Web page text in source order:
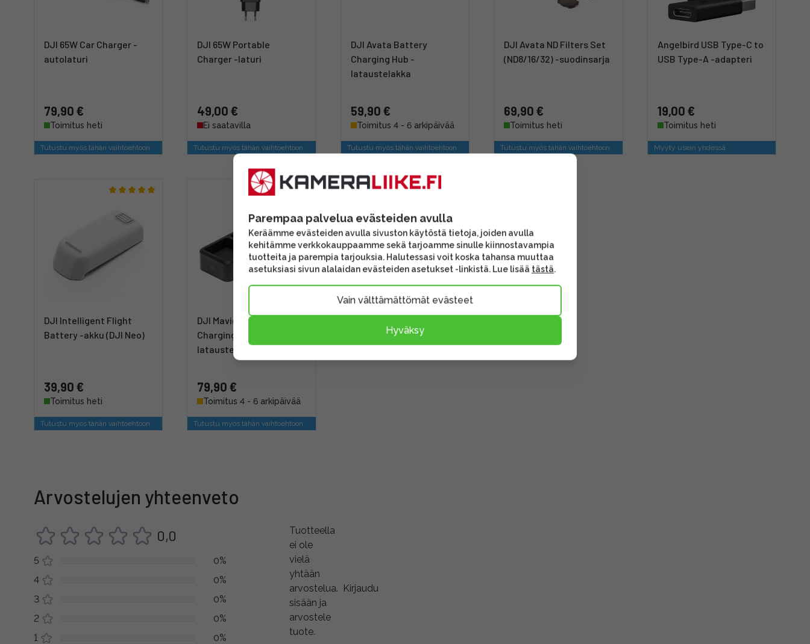
DJI 65W Car Charger -
autolaturi
79,90 €
Toimitus heti
Tutustu myös tähän vaihtoehtoon
DJI 65W Portable
Charger -laturi
49,00 €
Ei saatavilla
Tutustu myös tähän vaihtoehtoon
DJI Avata Battery
Charging Hub -
lataustelakka
59,90 €
Toimitus 4 - 6 arkipäivää
Tutustu myös tähän vaihtoehtoon
DJI Avata ND Filters Set
(ND8/16/32) -suodinsarja
69,90 €
Toimitus heti
Tutustu myös tähän vaihtoehtoon
Angelbird USB Type-C to
USB Type-A -adapteri
19,00 €
Toimitus heti
Myyty usein yhdessä
DJI Intelligent Flight
Battery -akku (DJI Neo)
39,90 €
Toimitus heti
Tutustu myös tähän vaihtoehtoon
DJI Mavic 3 Battery
Charging Hub -
lataustelakka
79,90 €
Toimitus 4 - 6 arkipäivää
Tutustu myös tähän vaihtoehtoon
Arvostelujen yhteenveto
0,0
5
0%
4
0%
3
0%
2
0%
1
0%
Tuotteella
ei ole
vielä
yhtään
arvostelua. Kirjaudu
sisään ja
arvostele
tuote.
Parempaa palvelua evästeiden avulla
Keräämme evästeiden avulla sivuston käytöstä tietoja, joiden avulla
kehitämme verkkokauppaamme sekä tarjoamme sinulle kiinnostavampia
tuotteita ja parempia tarjouksia. Halutessasi voit koska tahansa muuttaa
asetuksiasi sivun alalaidan evästeiden asetukset -linkistä. Lue lisää tästä.
Vain välttämättömät evästeet
Hyväksy